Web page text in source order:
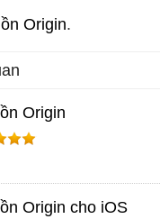
Origin
Origin
Origin cho iOS